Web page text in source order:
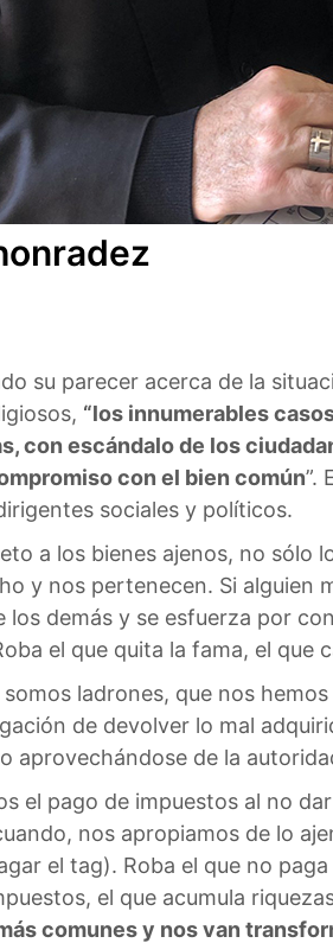
su parecer acerca de la
“los innumerables
con escándalo de los
con el bien común”.
sociales y políticos.
a los bienes ajenos, no sólo
y nos pertenecen. Si alguien
los demás y se esfuerza por
el que quita la fama, el que
ladrones, que nos
de devolver lo mal
aprovechándose de la
el pago de impuestos al no
nos apropiamos de lo
el tag). Roba el que no
el que acumula
comunes y nos van